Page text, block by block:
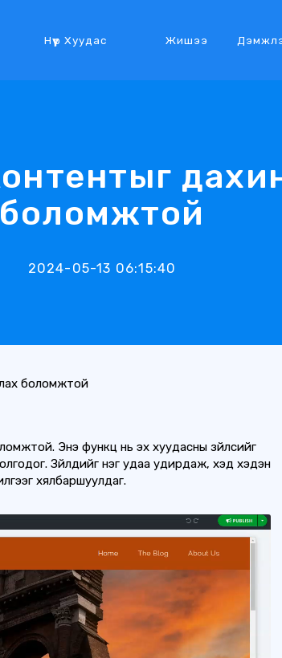
Нүүр Хуудас Жишээ
боломжтой
2024-05-13 06:15:40
боломжтой
Энэ функц нь эх хуудасны зүйлсийг
Зүйлүүдийг нэг удаа удирдаж, хэд хэдэн
хялбаршуулдаг.